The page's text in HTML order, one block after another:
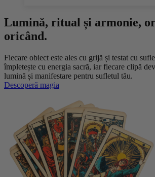
Lumină, ritual și armonie,
oricând.
Fiecare obiect este ales cu grijă și testat cu
împletește cu energia sacră, iar fiecare clipă
lumină și manifestare pentru sufletul tău.
Descoperă magia